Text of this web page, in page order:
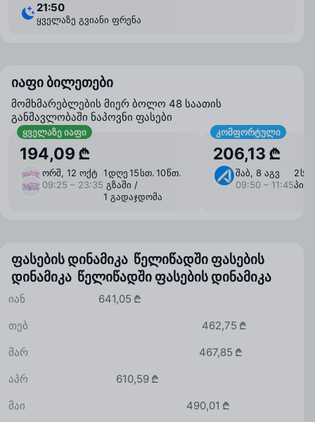
21:50
ყველაზე გვიანი ფრენა
იაფი ბილეთები
მომხმარებლების მიერ ბოლო 48 საათის
განმავლობაში ნაპოვნი ფასები
ყველაზე იაფი
194,09 ₾
ორშ, 12 ოქტ
09:25 – 23:35
1 ⁠დღე 15 ⁠სთ. 10 ⁠წთ.
გზაში /
1 გადაჯდომა
კომფორტული
206,13 ₾
შაბ, 8 აგვ
09:50 – 11:45
2
ფასების დინამიკა წელიწადში ფასების
დინამიკა წელიწადში ფასების დინამიკა
641,05 ₾
იან
462,75 ₾
თებ
467,85 ₾
მარ
610,59 ₾
აპრ
490,01 ₾
მაი